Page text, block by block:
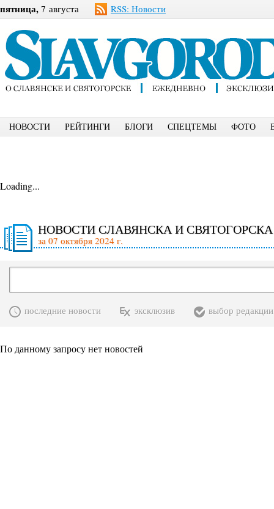
пятница, 7 августа RSS: Новости
НОВОСТИ РЕЙТИНГИ БЛОГИ СПЕЦТЕМЫ ФОТО
Loading...
НОВОСТИ СЛАВЯНСКА И СВЯТОГОРСКА
за 07 октября 2024 г.
последние новости эксклюзив выбор редакции
По данному запросу нет новостей